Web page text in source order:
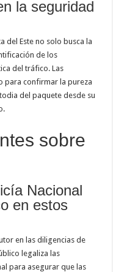
la seguridad
del Este no solo busca la
de los
del tráfico. Las
para confirmar la pureza
del paquete desde su
sobre
Nacional
en estos
en las diligencias de
legaliza las
para asegurar que las